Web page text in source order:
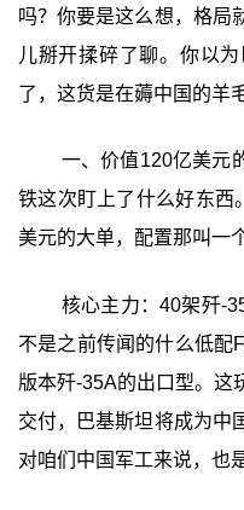
吗？你要是这么想，格局
儿掰开揉碎了聊。你以
了，这货是在薅中国的羊
一、价值120亿美元
铁这次盯上了什么好东西
美元的大单，配置那叫一
核心主力：40架歼-
不是之前传闻的什么低配
版本歼-35A的出口型。这
交付，巴基斯坦将成为中
对咱们中国军工来说，也